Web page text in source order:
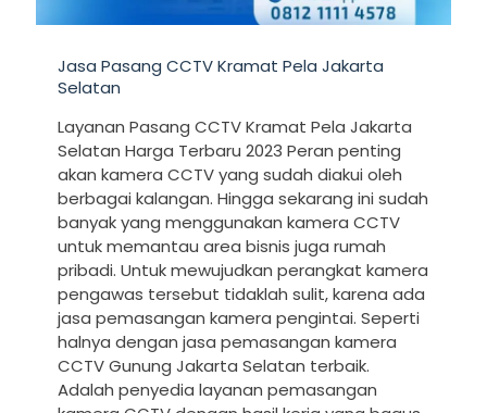
Jasa Pasang CCTV Kramat Pela Jakarta
Selatan
Layanan Pasang CCTV Kramat Pela Jakarta
Selatan Harga Terbaru 2023 Peran penting
akan kamera CCTV yang sudah diakui oleh
berbagai kalangan. Hingga sekarang ini sudah
banyak yang menggunakan kamera CCTV
untuk memantau area bisnis juga rumah
pribadi. Untuk mewujudkan perangkat kamera
pengawas tersebut tidaklah sulit, karena ada
jasa pemasangan kamera pengintai. Seperti
halnya dengan jasa pemasangan kamera
CCTV Gunung Jakarta Selatan terbaik.
Adalah penyedia layanan pemasangan